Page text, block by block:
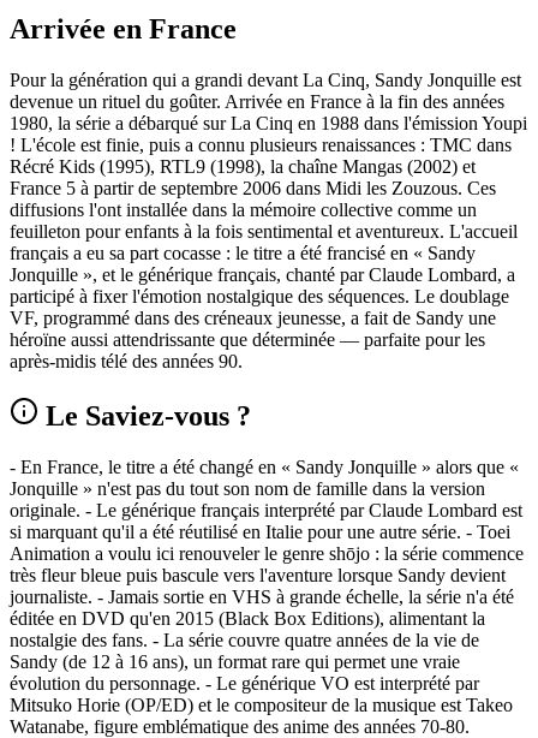
Arrivée en France
Pour la génération qui a grandi devant La Cinq, Sandy Jonquille est
devenue un rituel du goûter. Arrivée en France à la fin des années
1980, la série a débarqué sur La Cinq en 1988 dans l'émission Youpi
! L'école est finie, puis a connu plusieurs renaissances : TMC dans
Récré Kids (1995), RTL9 (1998), la chaîne Mangas (2002) et
France 5 à partir de septembre 2006 dans Midi les Zouzous. Ces
diffusions l'ont installée dans la mémoire collective comme un
feuilleton pour enfants à la fois sentimental et aventureux. L'accueil
français a eu sa part cocasse : le titre a été francisé en « Sandy
Jonquille », et le générique français, chanté par Claude Lombard, a
participé à fixer l'émotion nostalgique des séquences. Le doublage
VF, programmé dans des créneaux jeunesse, a fait de Sandy une
héroïne aussi attendrissante que déterminée — parfaite pour les
après-midis télé des années 90.
Le Saviez-vous ?
- En France, le titre a été changé en « Sandy Jonquille » alors que «
Jonquille » n'est pas du tout son nom de famille dans la version
originale. - Le générique français interprété par Claude Lombard est
si marquant qu'il a été réutilisé en Italie pour une autre série. - Toei
Animation a voulu ici renouveler le genre shōjo : la série commence
très fleur bleue puis bascule vers l'aventure lorsque Sandy devient
journaliste. - Jamais sortie en VHS à grande échelle, la série n'a été
éditée en DVD qu'en 2015 (Black Box Editions), alimentant la
nostalgie des fans. - La série couvre quatre années de la vie de
Sandy (de 12 à 16 ans), un format rare qui permet une vraie
évolution du personnage. - Le générique VO est interprété par
Mitsuko Horie (OP/ED) et le compositeur de la musique est Takeo
Watanabe, figure emblématique des anime des années 70-80.